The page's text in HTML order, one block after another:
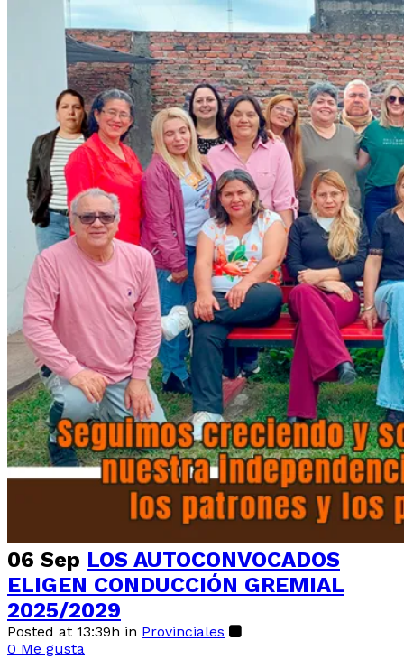
06 Sep LOS AUTOCONVOCADOS
ELIGEN CONDUCCIÓN GREMIAL
2025/2029
Posted at 13:39h in Provinciales
0 Me gusta